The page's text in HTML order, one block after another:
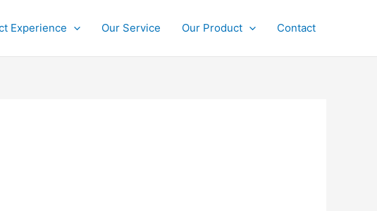
Experience Our Service Our Product Contact